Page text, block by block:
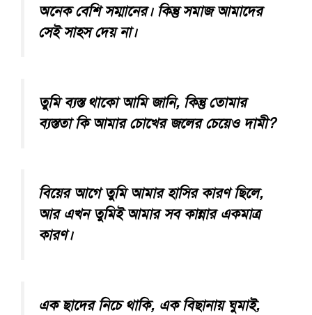
অনেক বেশি সম্মানের। কিন্তু সমাজ আমাদের
সেই সাহস দেয় না।
তুমি ব্যস্ত থাকো আমি জানি, কিন্তু তোমার
ব্যস্ততা কি আমার চোখের জলের চেয়েও দামী?
বিয়ের আগে তুমি আমার হাসির কারণ ছিলে,
আর এখন তুমিই আমার সব কান্নার একমাত্র
কারণ।
এক ছাদের নিচে থাকি, এক বিছানায় ঘুমাই,